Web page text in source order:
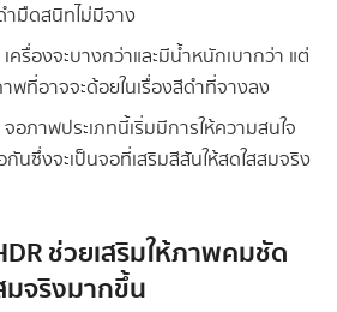
ำมืดสนิทไม่มีจาง
ครื่องจะบางกว่าและมีน้ำหนักเบากว่า แต่
พที่อาจจะด้อยในเรื่องสีดำที่จางลง
อภาพประเภทนี้เริ่มมีการให้ความสนใจ
กันซึ่งจะเป็นจอที่เสริมสีสันให้สดใสสมจริง
ช่วยเสริมให้ภาพคมชัด
จริงมากขึ้น